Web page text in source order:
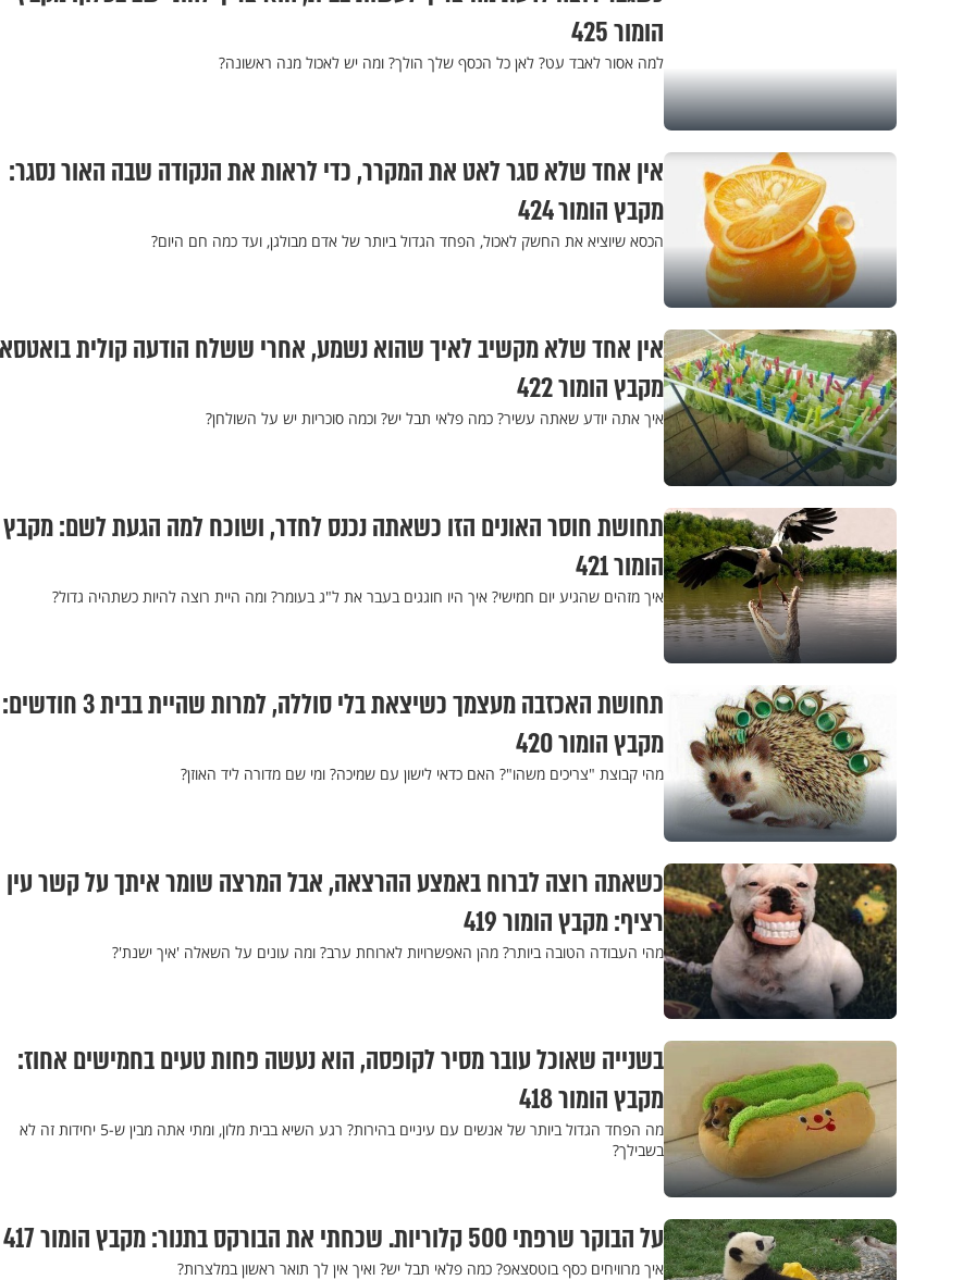
הומור 425
למה אסור לאבד עט? לאן כל הכסף שלך הולך? ומה יש לאכול מנה ראשונה?
אין אחד שלא סגר לאט את המקרר, כדי לראות את הנקודה שבה האור נסגר:
מקבץ הומור 424
הכסא שיוציא את החשק לאכול, הפחד הגדול ביותר של אדם מבולגן, ועד כמה חם היום?
אין אחד שלא מקשיב לאיך שהוא נשמע, אחרי ששלח הודעה קולית
מקבץ הומור 422
איך אתה יודע שאתה עשיר? כמה פלאי תבל יש? וכמה סוכריות יש על השולחן?
תחושת חוסר האונים הזו כשאתה נכנס לחדר, ושוכח למה הגעת לשם: מקבץ
הומור 421
איך מזהים שהגיע יום חמישי? איך היו חוגגים בעבר את ל"ג בעומר? ומה היית רוצה להיות כשתהיה גדול?
תחושת האכזבה מעצמך כשיצאת בלי סוללה, למרות שהיית בבית 3 חודשים:
מקבץ הומור 420
מהי קבוצת "צריכים משהו"? האם כדאי לישון עם שמיכה? ומי שם מדורה ליד האוזן?
כשאתה רוצה לברוח באמצע ההרצאה, אבל המרצה שומר איתך על קשר עין
רציף: מקבץ הומור 419
מהי העבודה הטובה ביותר? מהן האפשרויות לארוחת ערב? ומה עונים על השאלה 'איך ישנת'?
בשנייה שאוכל עובר מסיר לקופסה, הוא נעשה פחות טעים בחמישים אחוז:
מקבץ הומור 418
מה הפחד הגדול ביותר של אנשים עם עיניים בהירות? רגע השיא בבית מלון, ומתי אתה מבין ש-5 יחידות זה לא
בשבילך?
על הבוקר שרפתי 500 קלוריות. שכחתי את הבורקס בתנור: מקבץ הומור 417
איך מרוויחים כסף בוטסצאפ? כמה פלאי תבל יש? ואיך אין לך תואר ראשון במלצרות?